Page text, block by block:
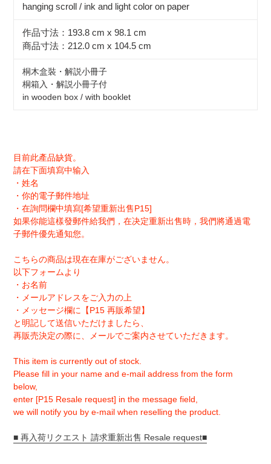
hanging scroll / ink and light color on paper
作品寸法：193.8 cm x 98.1 cm
商品寸法：212.0 cm x 104.5 cm
桐木盒裝・解説小冊子
桐箱入・解説小冊子付
in wooden box / with booklet
目前此產品缺貨。
請在下面填寫中输入
・姓名
・你的電子郵件地址
・在詢問欄中填寫[希望重新出售P15]
如果你能這樣發郵件給我們，在决定重新出售時，我們將通過電
子郵件優先通知您。
こちらの商品は現在在庫がございません。
以下フォームより
・お名前
・メールアドレスをご入力の上
・メッセージ欄に【P15 再販希望】
と明記して送信いただけましたら、
再販売決定の際に、メールでご案内させていただきます。
This item is currently out of stock.
Please fill in your name and e-mail address from the form
below,
enter [P15 Resale request] in the message field,
we will notify you by e-mail when reselling the product.
■ 再入荷リクエスト 請求重新出售 Resale request■